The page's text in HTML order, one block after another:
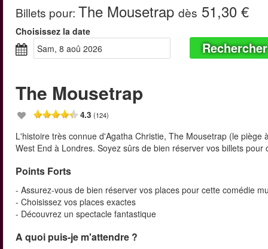
Billets pour: The Mousetrap dès 51,30 €
Choisissez la date
sam, 8 aoû 2026
Rechercher
The Mousetrap
4.3 (124)
L'histoire très connue d'Agatha Christie, The Mousetrap (le
West End à Londres. Soyez sûrs de bien réserver vos billets
Points Forts
- Assurez-vous de bien réserver vos places pour cette comédie
- Choisissez vos places exactes
- Découvrez un spectacle fantastique
A quoi puis-je m'attendre ?